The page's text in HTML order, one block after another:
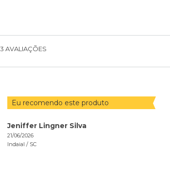
3 AVALIAÇÕES
Eu recomendo este produto
Jeniffer Lingner Silva
21/06/2026
Indaial / SC